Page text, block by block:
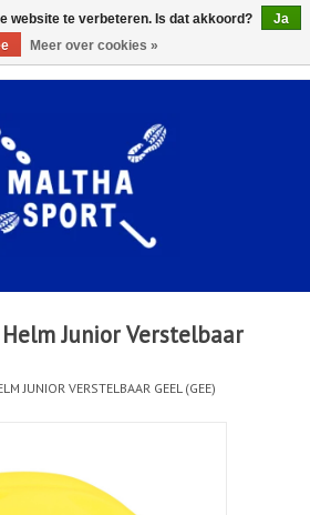
Junior Verstelbaar
JUNIOR VERSTELBAAR GEEL (GEE)
website te verbeteren. Is dat akkoord?
Ja
Meer over cookies »